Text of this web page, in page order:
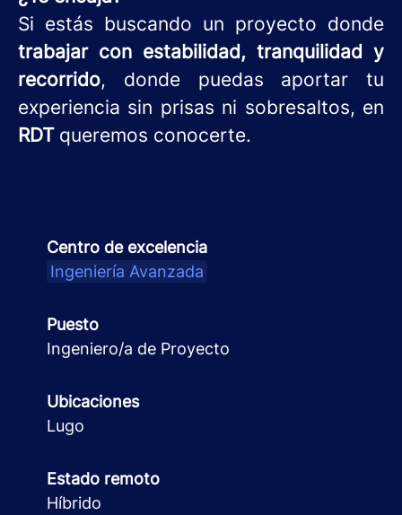
Si estás buscando un proyecto donde
trabajar con estabilidad, tranquilidad y
recorrido, donde puedas aportar tu
experiencia sin prisas ni sobresaltos, en
RDTqueremos conocerte.
Centro de excelencia
Ingeniería Avanzada
Puesto
Ingeniero/a de Proyecto
Ubicaciones
Lugo
Estado remoto
Híbrido